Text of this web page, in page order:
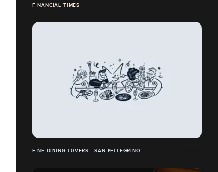
FINANCIAL TIMES
FINE DINING LOVERS - SAN PELLEGRINO